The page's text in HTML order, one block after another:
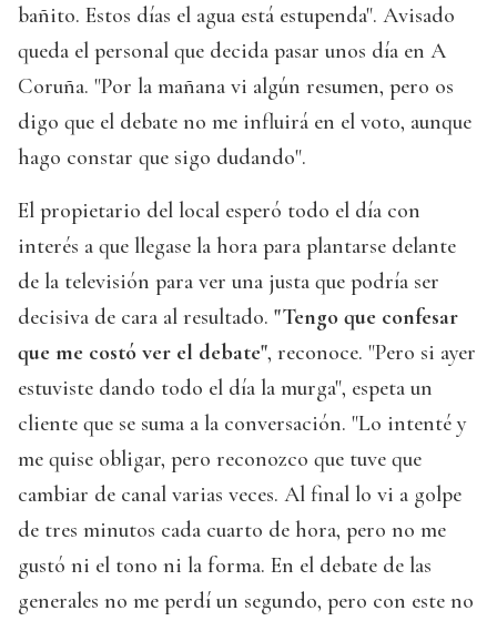
bañito. Estos días el agua está estupenda". Avisado
queda el personal que decida pasar unos día en A
Coruña. "Por la mañana vi algún resumen, pero os
digo que el debate no me influirá en el voto, aunque
hago constar que sigo dudando".
El propietario del local esperó todo el día con
interés a que llegase la hora para plantarse delante
de la televisión para ver una justa que podría ser
decisiva de cara al resultado. "Tengo que confesar
que me costó ver el debate", reconoce. "Pero si ayer
estuviste dando todo el día la murga", espeta un
cliente que se suma a la conversación. "Lo intenté y
me quise obligar, pero reconozco que tuve que
cambiar de canal varias veces. Al final lo vi a golpe
de tres minutos cada cuarto de hora, pero no me
gustó ni el tono ni la forma. En el debate de las
generales no me perdí un segundo, pero con este no